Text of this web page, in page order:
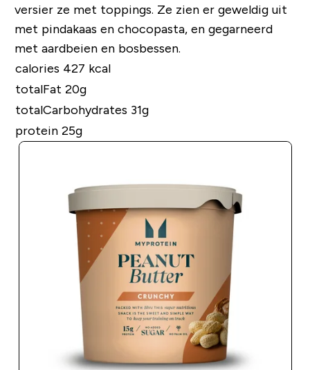
versier ze met toppings. Ze zien er geweldig uit
met pindakaas en chocopasta, en gegarneerd
met aardbeien en bosbessen.
calories 427 kcal
totalFat 20g
totalCarbohydrates 31g
protein 25g